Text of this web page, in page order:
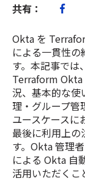
共有：
Okta を
による一貫性
す。本記事で
Terraform Okta
況、基本的な使
理・グループ管
ユースケースに
最後に利用上の
す。Okta 管理
による Okta 自
活用いただくこ